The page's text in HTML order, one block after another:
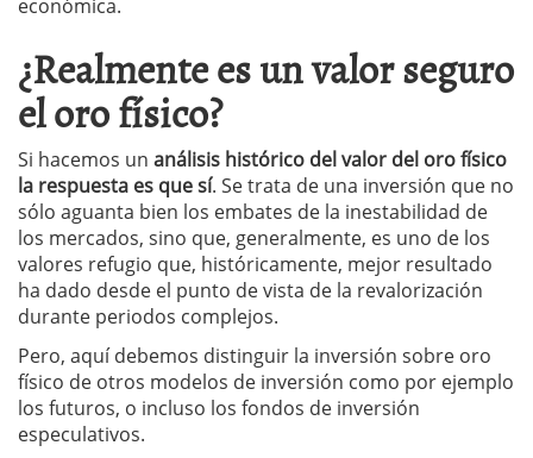
económica.
¿Realmente es un valor seguro
el oro físico?
Si hacemos un análisis histórico del valor del oro físico
la respuesta es que sí. Se trata de una inversión que no
sólo aguanta bien los embates de la inestabilidad de
los mercados, sino que, generalmente, es uno de los
valores refugio que, históricamente, mejor resultado
ha dado desde el punto de vista de la revalorización
durante periodos complejos.
Pero, aquí debemos distinguir la inversión sobre oro
físico de otros modelos de inversión como por ejemplo
los futuros, o incluso los fondos de inversión
especulativos.